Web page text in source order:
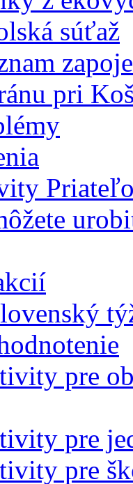
súťaž
pri
pre
pre
pre